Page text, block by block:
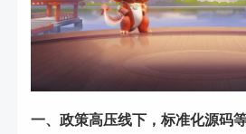
一、政策高压线下，标准化源码